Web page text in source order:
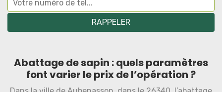
Abattage de sapin : quels paramètres
font varier le prix de l’opération ?